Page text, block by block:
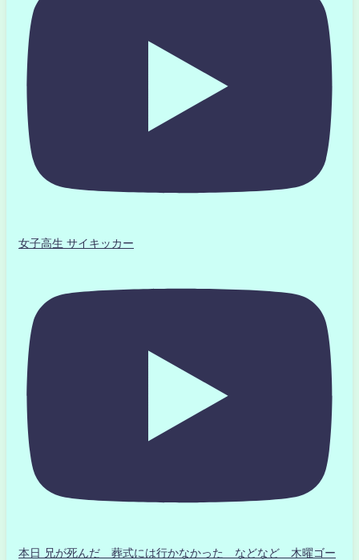
女子高生 サイキッカー
本日 兄が死んだ 葬式には行かなかった などなど 木曜ゴー